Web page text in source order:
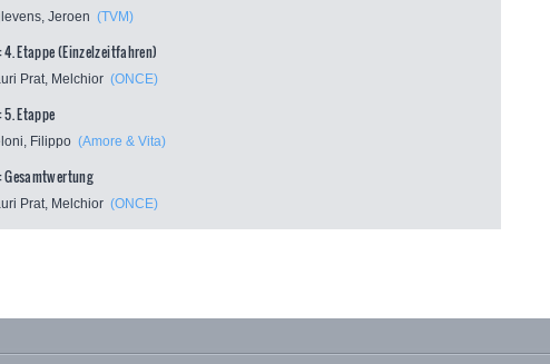
Jeroen (TVM)
4. Etappe (Einzelzeitfahren)
Prat, Melchior (ONCE)
5. Etappe
Filippo (Amore & Vita)
Gesamtwertung
Prat, Melchior (ONCE)